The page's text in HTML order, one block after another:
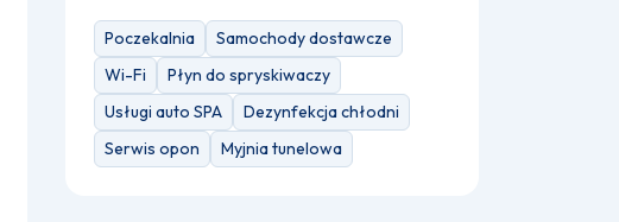
Poczekalnia
Samochody dostawcze
Wi-Fi
Płyn do spryskiwaczy
Usługi auto SPA
Dezynfekcja chłodni
Serwis opon
Myjnia tunelowa